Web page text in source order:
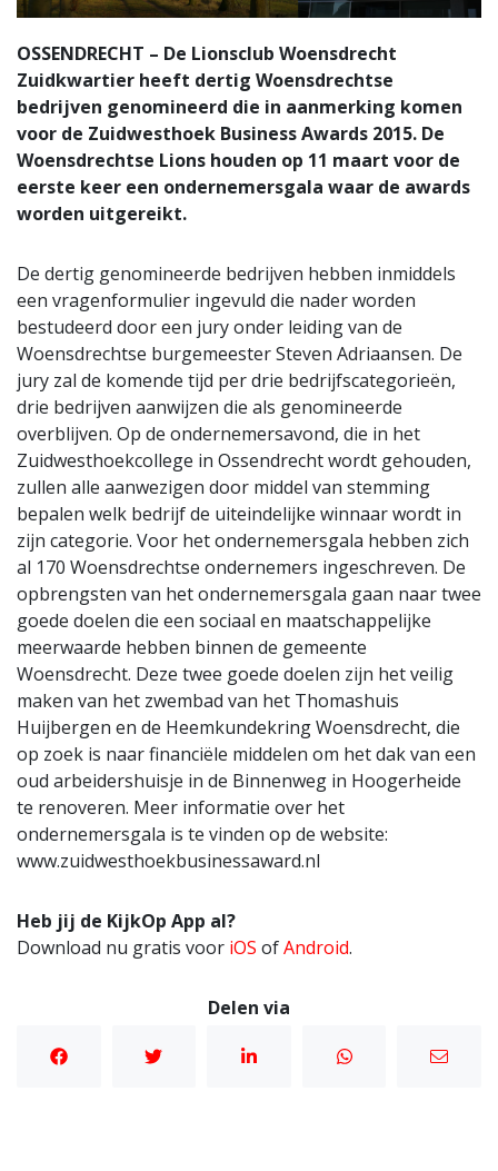
OSSENDRECHT – De Lionsclub Woensdrecht
Zuidkwartier heeft dertig Woensdrechtse
bedrijven genomineerd die in aanmerking komen
voor de Zuidwesthoek Business Awards 2015. De
Woensdrechtse Lions houden op 11 maart voor de
eerste keer een ondernemersgala waar de awards
worden uitgereikt.
De dertig genomineerde bedrijven hebben inmiddels
een vragenformulier ingevuld die nader worden
bestudeerd door een jury onder leiding van de
Woensdrechtse burgemeester Steven Adriaansen. De
jury zal de komende tijd per drie bedrijfscategorieën,
drie bedrijven aanwijzen die als genomineerde
overblijven. Op de ondernemersavond, die in het
Zuidwesthoekcollege in Ossendrecht wordt gehouden,
zullen alle aanwezigen door middel van stemming
bepalen welk bedrijf de uiteindelijke winnaar wordt in
zijn categorie. Voor het ondernemersgala hebben zich
al 170 Woensdrechtse ondernemers ingeschreven. De
opbrengsten van het ondernemersgala gaan naar twee
goede doelen die een sociaal en maatschappelijke
meerwaarde hebben binnen de gemeente
Woensdrecht. Deze twee goede doelen zijn het veilig
maken van het zwembad van het Thomashuis
Huijbergen en de Heemkundekring Woensdrecht, die
op zoek is naar financiële middelen om het dak van een
oud arbeidershuisje in de Binnenweg in Hoogerheide
te renoveren. Meer informatie over het
ondernemersgala is te vinden op de website:
www.zuidwesthoekbusinessaward.nl
Heb jij de KijkOp App al?
Download nu gratis voor iOS ofAndroid.
Delen via